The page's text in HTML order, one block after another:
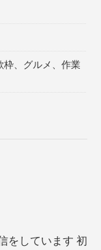
枠、グルメ、作業
をしています 初